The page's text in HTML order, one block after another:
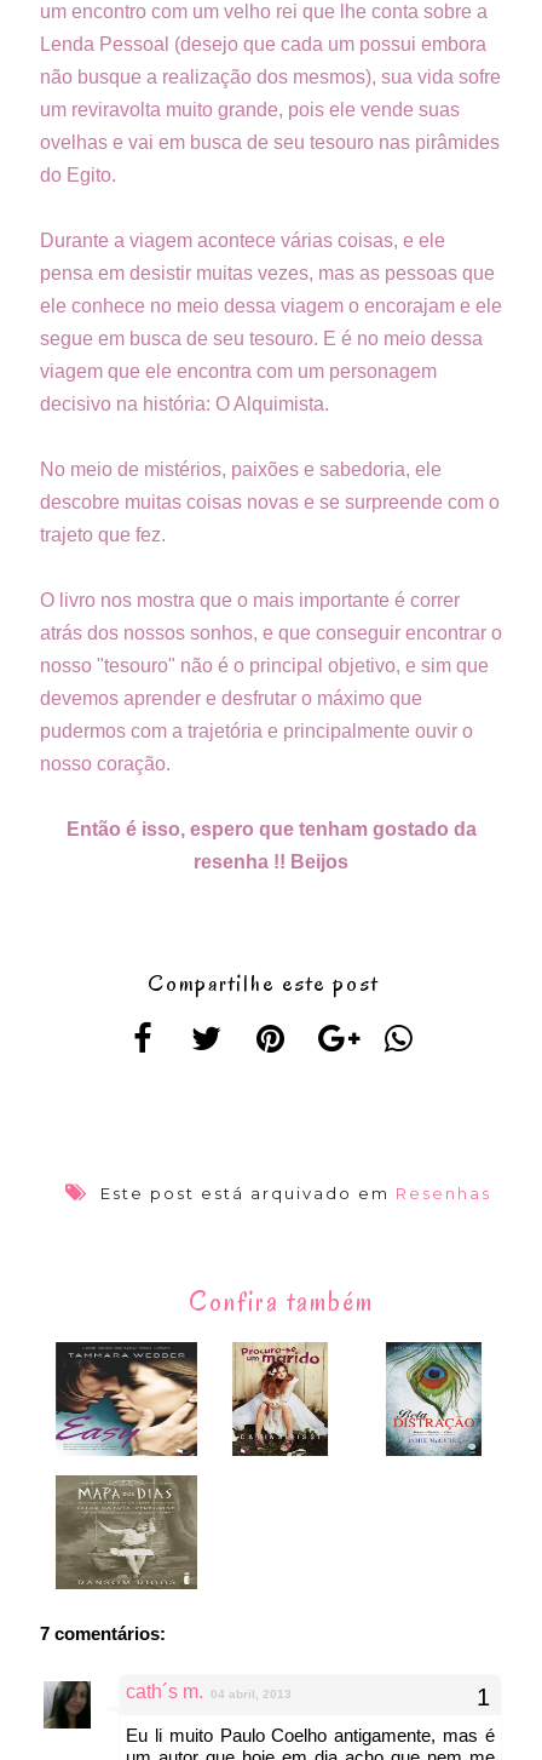
um encontro com um velho rei que lhe conta sobre a
Lenda Pessoal (desejo que cada um possui embora
não busque a realização dos mesmos), sua vida sofre
um reviravolta muito grande, pois ele vende suas
ovelhas e vai em busca de seu tesouro nas pirâmides
do Egito.
Durante a viagem acontece várias coisas, e ele
pensa em desistir muitas vezes, mas as pessoas que
ele conhece no meio dessa viagem o encorajam e ele
segue em busca de seu tesouro. E é no meio dessa
viagem que ele encontra com um personagem
decisivo na história: O Alquimista.
No meio de mistérios, paixões e sabedoria, ele
descobre muitas coisas novas e se surpreende com o
trajeto que fez.
O livro nos mostra que o mais importante é correr
atrás dos nossos sonhos, e que conseguir encontrar o
nosso "tesouro" não é o principal objetivo, e sim que
devemos aprender e desfrutar o máximo que
pudermos com a trajetória e principalmente ouvir o
nosso coração.
Então é isso, espero que tenham gostado da
resenha !! Beijos
Compartilhe este post
Este post está arquivado em Resenhas
Confira também
7 comentários:
cath´s m. 04 abril, 2013
Eu li muito Paulo Coelho antigamente, mas é